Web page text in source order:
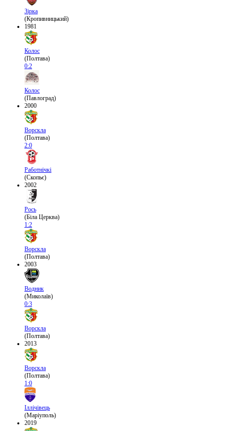
Зірка
(Кропивницький)
1981
Колос
(Полтава)
0:2
Колос
(Павлоград)
2000
Ворскла
(Полтава)
2:0
Работнічкі
(Скопьє)
2002
Рось
(Біла Церква)
1:2
Ворскла
(Полтава)
2003
Водник
(Миколаїв)
0:3
Ворскла
(Полтава)
2013
Ворскла
(Полтава)
1:0
Іллічівець
(Маріуполь)
2019